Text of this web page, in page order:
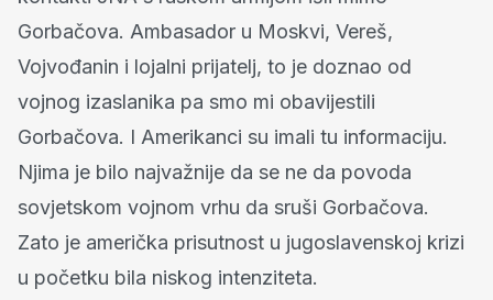
Gorbačova. Ambasador u Moskvi, Vereš,
Vojvođanin i lojalni prijatelj, to je doznao od
vojnog izaslanika pa smo mi obavijestili
Gorbačova. I Amerikanci su imali tu informaciju.
Njima je bilo najvažnije da se ne da povoda
sovjetskom vojnom vrhu da sruši Gorbačova.
Zato je američka prisutnost u jugoslavenskoj krizi
u početku bila niskog intenziteta.